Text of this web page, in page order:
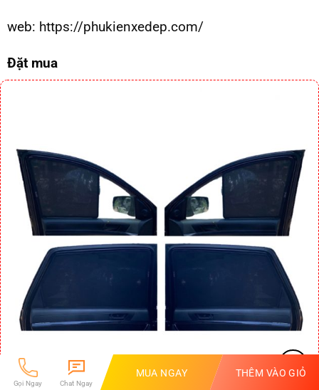
web: https://phukienxedep.com/
Đặt mua
Gọi Ngay Chat Ngay
MUA NGAY THÊM VÀO GIỎ